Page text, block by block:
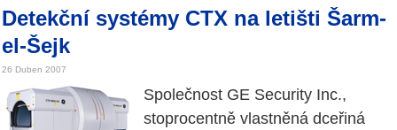
Detekční systémy CTX na letišti Šarm-
el-Šejk
26 Duben 2007
Společnost GE Security Inc.,
stoprocentně vlastněná dceřiná